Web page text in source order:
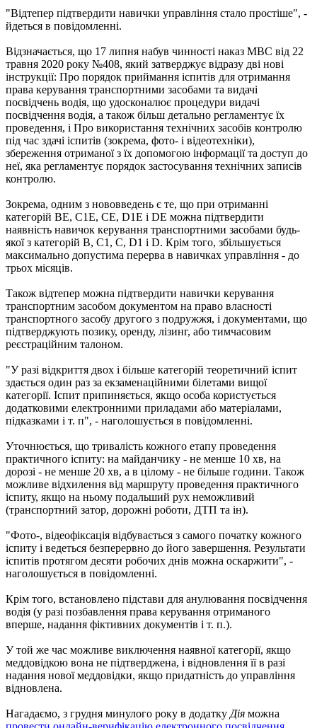
"Відтепер підтвердити навички управління стало простіше", -
йдеться в повідомленні.
Відзначається, що 17 липня набув чинності наказ МВС від 22
травня 2020 року №408, який затверджує відразу дві нові
інструкції: Про порядок приймання іспитів для отримання
права керування транспортними засобами та видачі
посвідчень водія, що удосконалює процедури видачі
посвідчення водія, а також більш детально регламентує їх
проведення, і Про використання технічних засобів контролю
під час здачі іспитів (зокрема, фото- і відеотехніки),
збереження отриманої з їх допомогою інформації та доступ до
неї, яка регламентує порядок застосування технічних записів
контролю.
Зокрема, одним з нововведень є те, що при отриманні
категорій ВЕ, С1Е, СЕ, D1E і DE можна підтвердити
наявність навичок керування транспортними засобами будь-
якої з категорій В, С1, С, D1 і D. Крім того, збільшується
максимально допустима перерва в навичках управління - до
трьох місяців.
Також відтепер можна підтвердити навички керування
транспортним засобом документом на право власності
транспортного засобу другого з подружжя, і документами, що
підтверджують позику, оренду, лізинг, або тимчасовим
реєстраційним талоном.
"У разі відкриття двох і більше категорій теоретичний іспит
здається один раз за екзаменаційними білетами вищої
категорії. Іспит припиняється, якщо особа користується
додатковими електронними приладами або матеріалами,
підказками і т. п", - наголошується в повідомленні.
Уточнюється, що тривалість кожного етапу проведення
практичного іспиту: на майданчику - не менше 10 хв, на
дорозі - не менше 20 хв, а в цілому - не більше години. Також
можливе відхилення від маршруту проведення практичного
іспиту, якщо на ньому подальший рух неможливий
(транспортний затор, дорожні роботи, ДТП та ін).
"Фото-, відеофіксація відбувається з самого початку кожного
іспиту і ведеться безперервно до його завершення. Результати
іспитів протягом десяти робочих днів можна оскаржити", -
наголошується в повідомленні.
Крім того, встановлено підстави для анулювання посвідчення
водія (у разі позбавлення права керування отриманого
вперше, надання фіктивних документів і т. п.).
У той же час можливе виключення наявної категорії, якщо
меддовідкою вона не підтверджена, і відновлення її в разі
надання нової меддовідки, якщо придатність до управління
відновлена.
Нагадаємо, з грудня минулого року в додатку Дія можна